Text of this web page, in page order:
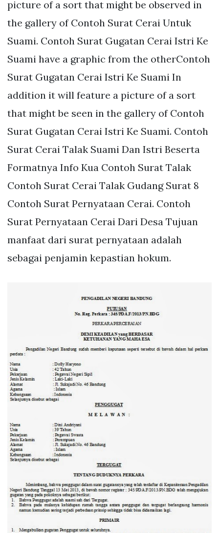
picture of a sort that might be observed in
the gallery of Contoh Surat Cerai Untuk
Suami. Contoh Surat Gugatan Cerai Istri Ke
Suami have a graphic from the otherContoh
Surat Gugatan Cerai Istri Ke Suami In
addition it will feature a picture of a sort
that might be seen in the gallery of Contoh
Surat Gugatan Cerai Istri Ke Suami. Contoh
Surat Cerai Talak Suami Dan Istri Beserta
Formatnya Info Kua Contoh Surat Talak
Contoh Surat Cerai Talak Gudang Surat 8
Contoh Surat Pernyataan Cerai. Contoh
Surat Pernyataan Cerai Dari Desa Tujuan
manfaat dari surat pernyataan adalah
sebagai penjamin kepastian hokum.